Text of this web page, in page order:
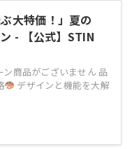
大特価！」夏の
- 【公式】STIN
商品がございません 品
デザインと機能を大解